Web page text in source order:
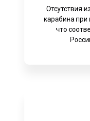
Отсутствия
карабина при
что